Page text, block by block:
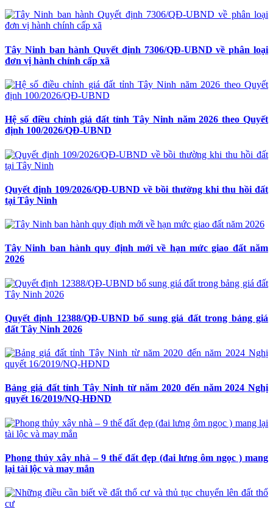
Tây Ninh ban hành Quyết định 7306/QĐ-UBND về phân loại
đơn vị hành chính cấp xã
Hệ số điều chỉnh giá đất tỉnh Tây Ninh năm 2026 theo Quyết
định 100/2026/QĐ-UBND
Quyết định 109/2026/QĐ-UBND về bồi thường khi thu hồi đất
tại Tây Ninh
Tây Ninh ban hành quy định mới về hạn mức giao đất năm
2026
Quyết định 12388/QĐ-UBND bổ sung giá đất trong bảng giá
đất Tây Ninh 2026
Bảng giá đất tỉnh Tây Ninh từ năm 2020 đến năm 2024 Nghị
quyết 16/2019/NQ-HĐND
Phong thủy xây nhà – 9 thế đất đẹp (đai lưng ôm ngọc ) mang
lại tài lộc và may mắn